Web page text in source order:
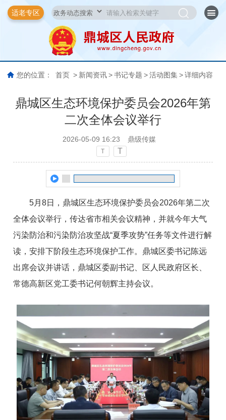
适老专区
您的位置： 首页 > 新闻资讯 > 书记专题 > 活动图集 > 详细内容
鼎城区生态环境保护委员会2026年第
二次全体会议举行
2026-05-09 16:23 鼎级传媒
T T
5月8日，鼎城区生态环境保护委员会2026年第二次
全体会议举行，传达省市相关会议精神，并就今年大气
污染防治和污染防治攻坚战“夏季攻势”任务等文件进行解
读，安排下阶段生态环境保护工作。鼎城区委书记陈远
出席会议并讲话，鼎城区委副书记、区人民政府区长、
常德高新区党工委书记何朝辉主持会议。